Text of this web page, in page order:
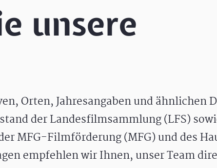
unsere
Orten, Jahresangaben und ähnlichen
der Landesfilmsammlung (LFS)
MFG-Filmförderung (MFG) und des
empfehlen wir Ihnen, unser Team